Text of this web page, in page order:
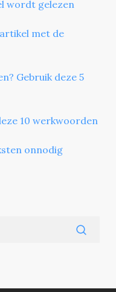
wordt gelezen
met de
Gebruik deze 5
10 werkwoorden
onnodig